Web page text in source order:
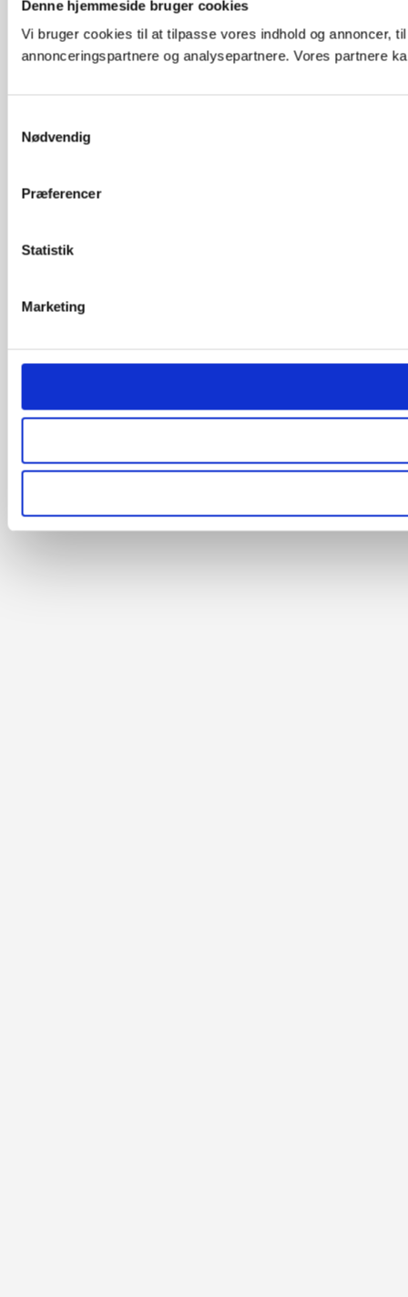
Denne hjemmeside bruger cookies
Vi bruger cookies til at tilpasse vores indhold og annoncer,
annonceringspartnere og analysepartnere. Vores partnere
Nødvendig
Præferencer
Statistik
Marketing